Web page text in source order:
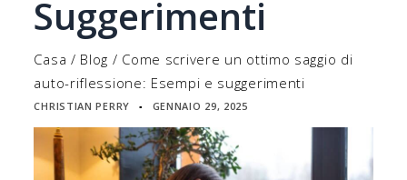
Suggerimenti
Casa / Blog / Come scrivere un ottimo saggio di
auto-riflessione: Esempi e suggerimenti
CHRISTIAN PERRY ▪ GENNAIO 29, 2025